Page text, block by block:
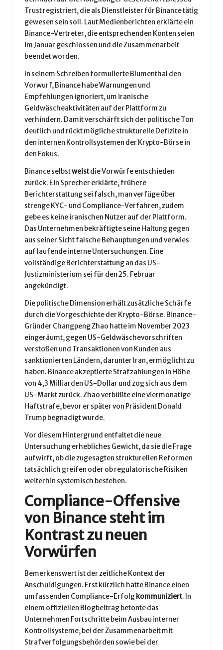
Trust registriert, die als Dienstleister für Binance tätig
gewesen sein soll. Laut Medienberichten erklärte ein
Binance-Vertreter, die entsprechenden Konten seien
im Januar geschlossen und die Zusammenarbeit
beendet worden.
In seinem Schreiben formulierte Blumenthal den
Vorwurf, Binance habe Warnungen und
Empfehlungen ignoriert, um iranische
Geldwäscheaktivitäten auf der Plattform zu
verhindern. Damit verschärft sich der politische Ton
deutlich und rückt mögliche strukturelle Defizite in
den internen Kontrollsystemen der Krypto-Börse in
den Fokus.
Binance selbstweistdie Vorwürfe entschieden
zurück. Ein Sprecher erklärte, frühere
Berichterstattung sei falsch, man verfüge über
strenge KYC- und Compliance-Verfahren, zudem
gebe es keine iranischen Nutzer auf der Plattform.
Das Unternehmen bekräftigte seine Haltung gegen
aus seiner Sicht falsche Behauptungen und verwies
auf laufende interne Untersuchungen. Eine
vollständige Berichterstattung an das US-
Justizministerium sei für den 25. Februar
angekündigt.
Die politische Dimension erhält zusätzliche Schärfe
durch die Vorgeschichte der Krypto-Börse. Binance-
Gründer Changpeng Zhao hatte im November 2023
eingeräumt, gegen US-Geldwäschevorschriften
verstoßen und Transaktionen von Kunden aus
sanktionierten Ländern, darunter Iran, ermöglicht zu
haben. Binance akzeptierte Strafzahlungen in Höhe
von 4,3 Milliarden US-Dollar und zog sich aus dem
US-Markt zurück. Zhao verbüßte eine viermonatige
Haftstrafe, bevor er später von Präsident Donald
Trump begnadigt wurde.
Vor diesem Hintergrund entfaltet die neue
Untersuchung erhebliches Gewicht, da sie die Frage
aufwirft, ob die zugesagten strukturellen Reformen
tatsächlich greifen oder ob regulatorische Risiken
weiterhin systemisch bestehen.
Compliance-Offensive
von Binance steht im
Kontrast zu neuen
Vorwürfen
Bemerkenswert ist der zeitliche Kontext der
Anschuldigungen. Erst kürzlich hatte Binance einen
umfassenden Compliance-Erfolg kommuniziert. In
einem offiziellen Blogbeitrag betonte das
Unternehmen Fortschritte beim Ausbau interner
Kontrollsysteme, bei der Zusammenarbeit mit
Strafverfolgungsbehörden sowie bei der